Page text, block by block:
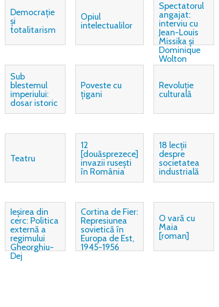
Democrație
și
totalitarism
Opiul
intelectualilor
Spectatorul
angajat:
interviu cu
Jean-Louis
Missika și
Dominique
Wolton
Sub
blestemul
imperiului:
dosar istoric
Poveste cu
țigani
Revoluție
culturală
Teatru
12
[douăsprezece]
invazii rusești
în România
18 lecții
despre
societatea
industrială
Ieșirea din
cerc: Politica
externă a
regimului
Gheorghiu-
Dej
Cortina de Fier:
Represiunea
sovietică în
Europa de Est,
1945-1956
O vară cu
Maia
[roman]